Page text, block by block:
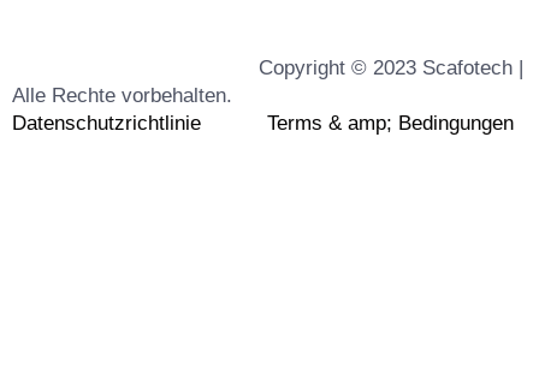
Copyright © 2023 Scafotech |
Alle Rechte vorbehalten.
Datenschutzrichtlinie
Terms & amp; Bedingungen